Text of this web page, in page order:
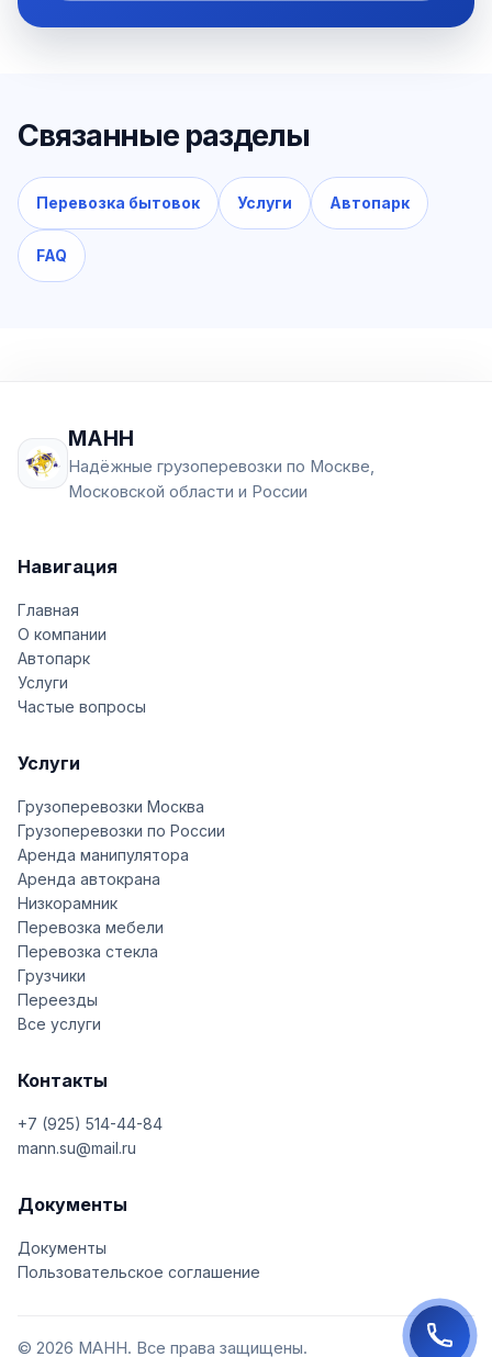
Связанные разделы
Перевозка бытовок Услуги Автопарк
FAQ
МАНН
Надёжные грузоперевозки по Москве,
Московской области и России
Навигация
Главная
О компании
Автопарк
Услуги
Частые вопросы
Услуги
Грузоперевозки Москва
Грузоперевозки по России
Аренда манипулятора
Аренда автокрана
Низкорамник
Перевозка мебели
Перевозка стекла
Грузчики
Переезды
Все услуги
Контакты
+7 (925) 514-44-84
mann.su@mail.ru
Документы
Документы
Пользовательское соглашение
© 2026 МАНН. Все права защищены.